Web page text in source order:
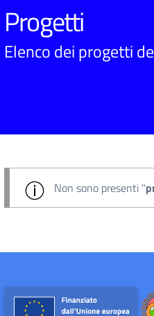
Progetti
Elenco dei progetti
Non sono presenti "